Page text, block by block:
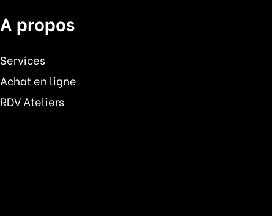
A propos
Services
Achat en ligne
RDV Ateliers